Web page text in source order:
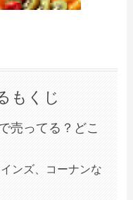
もくじ
売ってる？どこ
ンズ、コーナンな